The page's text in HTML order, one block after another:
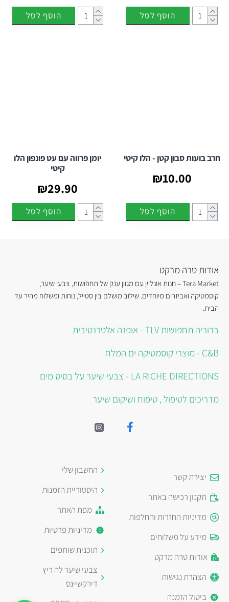
הוסף לסל הוסף לסל
חרב בועות סבון קטן - הלו קיטי
₪10.00
הוסף לסל
יומן פרווה עם עט פונפון הלו
קיטי
₪29.90
הוסף לסל
אודות טרה מרקט
Tera Market – חנות אונליין עם מגוון ענק של תחפושות, צבעי שיער,
קוסמטיקה ואביזרים מיוחדים. שילוב מושלם בין סטייל, נוחות ומשלוח מהיר עד
הבית.
ברוריה תחפושות TLV - אופנה אלטרנטיבית
C&B - מוצרי קוסמטיקה ים המלח
LA RICHE DIRECTIONS - צבעי שיער על בסיס מים
מדריכים לטיפול , טיפוח ושיקום שיער
יצירת קשר
תקנון רכישה באתר
מדיניות החזרות והחלפות
מידע על משלוחים
אודות טרה מרקט
הצהרת נגישות
ביטול הזמנה
החשבון שלי
היסטוריית הזמנות
מפת האתר
מדיניות פרטיות
תוכנית שותפים
צבעי שיער לה ריץ
דירקשיינס